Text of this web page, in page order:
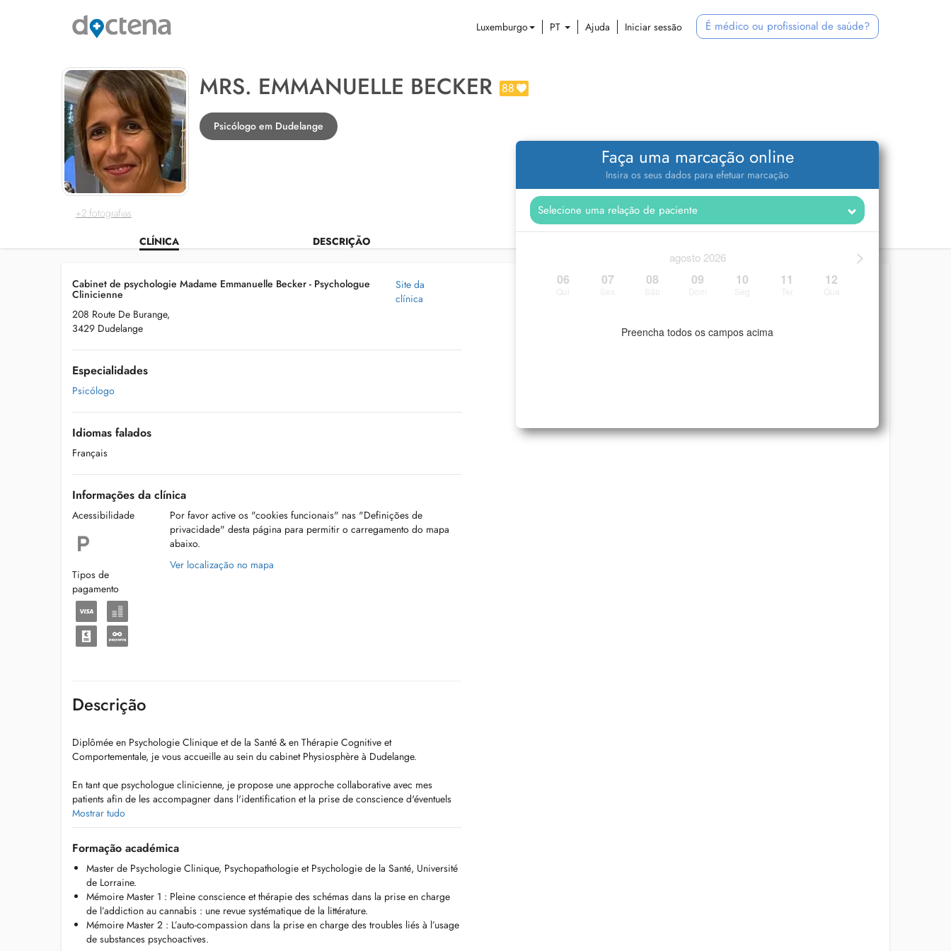
Luxemburgo PT Ajuda Iniciar sessão É médico ou profissional de saúde?
+2 fotografias
MRS. EMMANUELLE BECKER 88
Psicólogo em Dudelange
CLÍNICA DESCRIÇÃO
Faça uma marcação online
Insira os seus dados para efetuar marcação
>
agosto 2026
06 07 08 09 10 11 12
Preencha todos os campos acima
Cabinet de psychologie Madame Emmanuelle Becker - Psychologue
Clinicienne
208 Route De Burange,
3429 Dudelange
Site da
clínica
Especialidades
Psicólogo
Idiomas falados
Français
Informações da clínica
Acessibilidade
Tipos de
pagamento
Por favor active os "cookies funcionais" nas "Definições de
privacidade" desta página para permitir o carregamento do mapa
abaixo.
Ver localização no mapa
Descrição
Diplômée en Psychologie Clinique et de la Santé & en Thérapie Cognitive et
Comportementale, je vous accueille au sein du cabinet Physiosphère à Dudelange.
En tant que psychologue clinicienne, je propose une approche collaborative avec mes
patients afin de les accompagner dans l'identification et la prise de conscience d'éventuels
mécanismes inadaptés pouvant être à l'origine de difficultés, d'une souffrance, d'un mal-être.
L'idée est d'adapter ces mécanismes, de les faire évoluer pour les rendre plus flexibles, ce
qui permettra d'agir sur le bien-être et ainsi améliorer la qualité de vie.
Aussi, la thérapie cognitive et comportementale agit sur les interactions entre les pensées, les
émotions et les comportements et va venir apporter des outils supplémentaires et
complémentaires à mon approche clinique.
Mon intervention peut se centrer, par exemple, sur la prise en charge des troubles
émotionnels et anxieux, les problématiques relationnelles (dans la relation à soi et aux autres),
la gestion des ressources, l'évolution des stratégies cognitivo-comportementales, la gestion
Mostrar tudo
Formação académica
Master de Psychologie Clinique, Psychopathologie et Psychologie de la Santé, Université
de Lorraine.
Mémoire Master 1 : Pleine conscience et thérapie des schémas dans la prise en charge
de l’addiction au cannabis : une revue systématique de la littérature.
Mémoire Master 2 : L’auto-compassion dans la prise en charge des troubles liés à l’usage
de substances psychoactives.